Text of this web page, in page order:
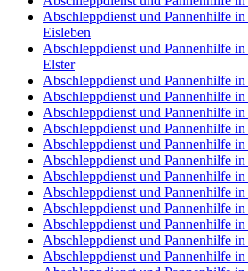
Abschleppdienst und Pannenhilfe
Eisleben
Abschleppdienst und Pannenhilfe
Elster
Abschleppdienst und Pannenhilfe
Abschleppdienst und Pannenhilfe
Abschleppdienst und Pannenhilfe
Abschleppdienst und Pannenhilfe
Abschleppdienst und Pannenhilfe
Abschleppdienst und Pannenhilfe
Abschleppdienst und Pannenhilfe
Abschleppdienst und Pannenhilfe in
Abschleppdienst und Pannenhilfe
Abschleppdienst und Pannenhilfe
Abschleppdienst und Pannenhilfe in
Abschleppdienst und Pannenhilfe in